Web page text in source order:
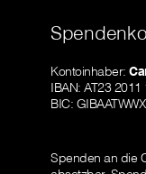
Kontoinhaber:
IBAN: AT23
BIC:
Spenden an die